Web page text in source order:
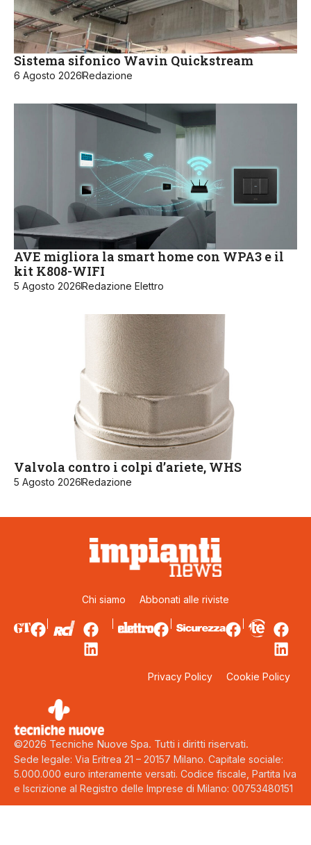
Sistema sifonico Wavin Quickstream
6 Agosto 2026Redazione
AVE migliora la smart home con WPA3 e il
kit K808-WIFI
5 Agosto 2026Redazione Elettro
Valvola contro i colpi d’ariete, WHS
5 Agosto 2026Redazione
Chi siamo Abbonati alle riviste
Privacy Policy Cookie Policy
©2026 Tecniche Nuove Spa. Tutti i diritti riservati.
Sede legale: Via Eritrea 21 – 20157 Milano. Capitale sociale:
5.000.000 euro interamente versati. Codice fiscale, Partita Iva
e Iscrizione al Registro delle Imprese di Milano: 00753480151